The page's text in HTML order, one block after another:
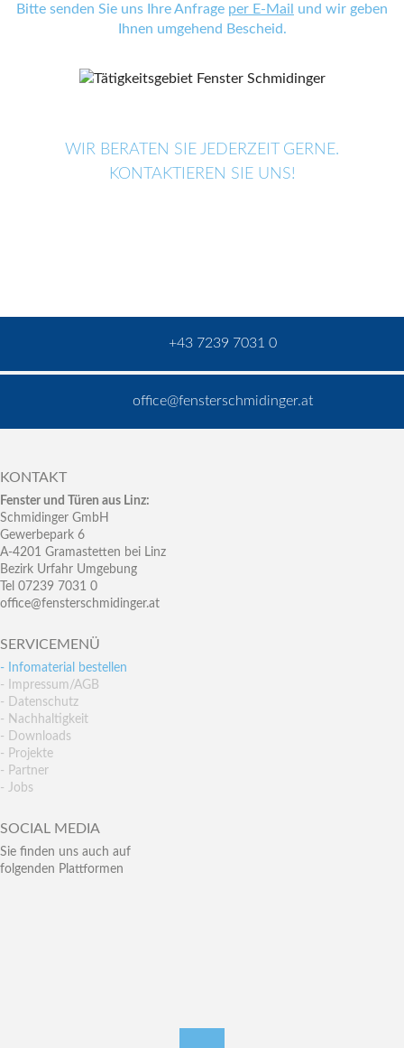
Bitte senden Sie uns Ihre Anfrage per E-Mail
und wir geben
Ihnen umgehend Bescheid.
WIR BERATEN SIE JEDERZEIT GERNE.
KONTAKTIEREN SIE UNS!
+43 7239 7031 0
office@fensterschmidinger.at
KONTAKT
Fenster und Türen aus Linz:
Schmidinger GmbH
Gewerbepark 6
A-4201 Gramastetten bei Linz
Bezirk Urfahr Umgebung
Tel 07239 7031 0
office@fensterschmidinger.at
SERVICEMENÜ
- Infomaterial bestellen
- Impressum/AGB
- Datenschutz
- Nachhaltigkeit
- Downloads
- Projekte
- Partner
- Jobs
SOCIAL MEDIA
Sie finden uns auch auf
folgenden Plattformen